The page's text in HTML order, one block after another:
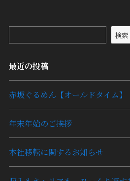
検索
最近の投稿
赤坂ぐるめん【オールドタイム】
年末年始のご挨拶
本社移転に関するお知らせ